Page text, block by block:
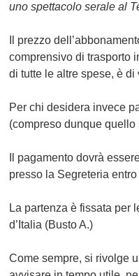
unospettacolo serale al
Il prezzo
comprensivo di trasporto
di tutte le altre spese, è di
Per chi desidera invece
(compreso dunque
Il pagamento dovrà
presso la Segreteria entro
La partenza è fissata per
d’Italia (Busto A.)
Come sempre, si rivolge